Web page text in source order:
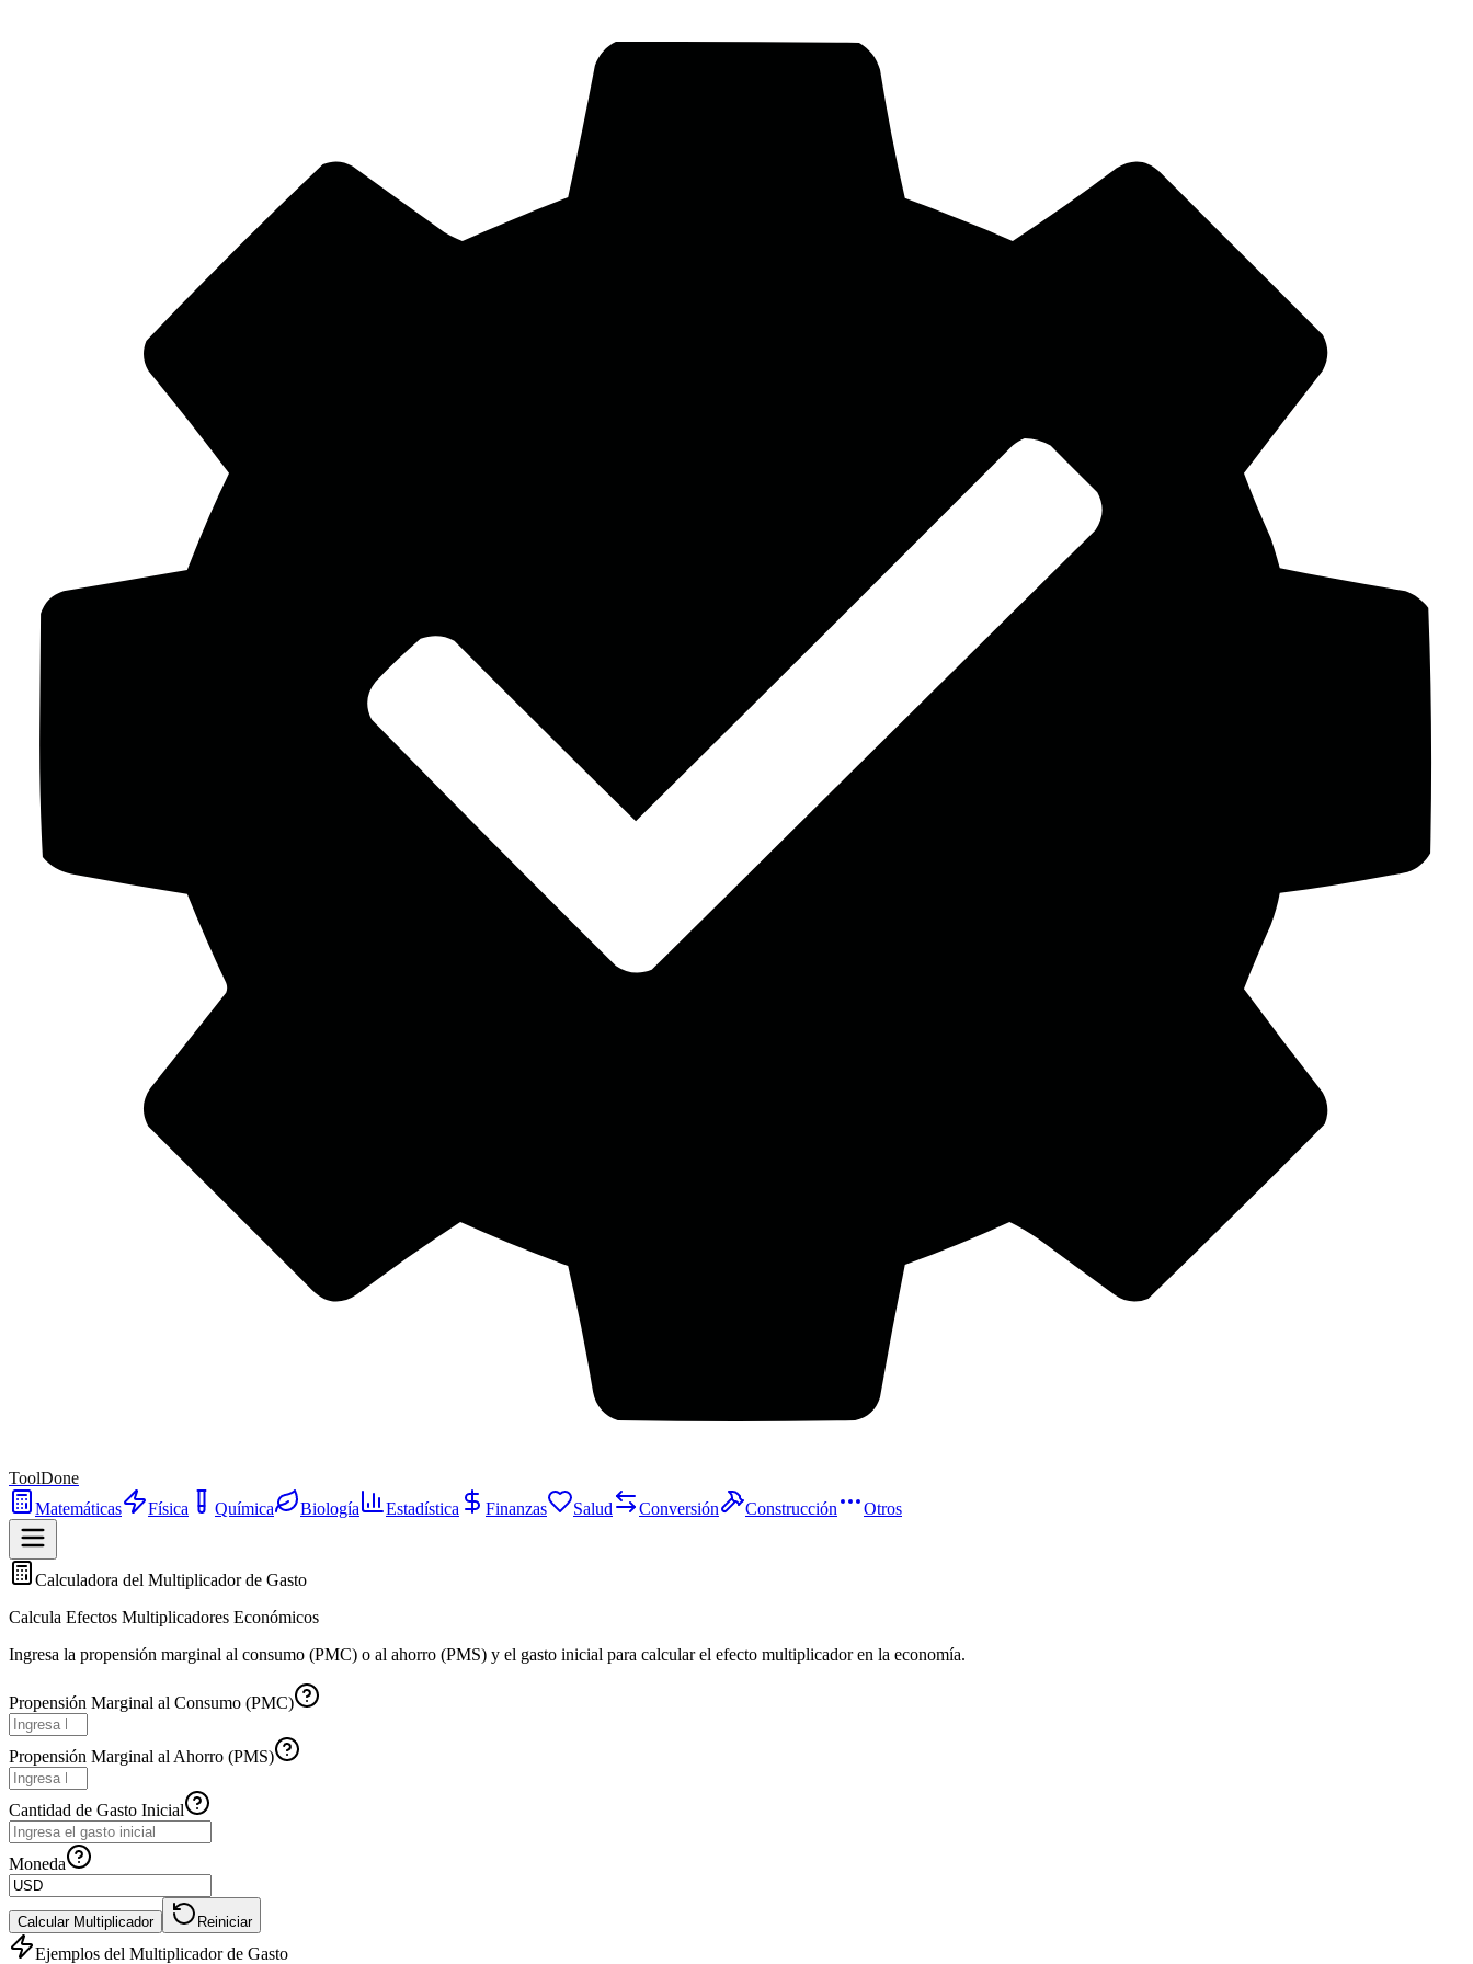
ToolDone
Matemáticas
Física Química Biología Estadística Finanzas Salud Conversión Construcción Otros
Calculadora del Multiplicador de Gasto
Calcula Efectos Multiplicadores Económicos
Ingresa la propensión marginal al consumo (PMC) o al ahorro (PMS) y el gasto inicial para calcular el efecto multiplicador en la economía.
Propensión Marginal al Consumo (PMC)
Propensión Marginal al Ahorro (PMS)
Cantidad de Gasto Inicial
Moneda
Calcular Multiplicador Reiniciar
Ejemplos del Multiplicador de Gasto